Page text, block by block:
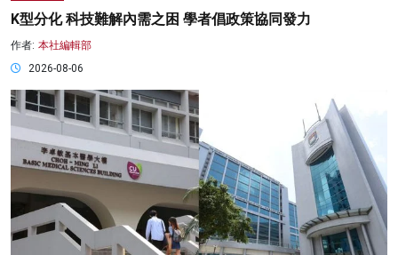
K型分化 科技難解內需之困 學者倡政策協同發力
作者: 本社編輯部
2026-08-06